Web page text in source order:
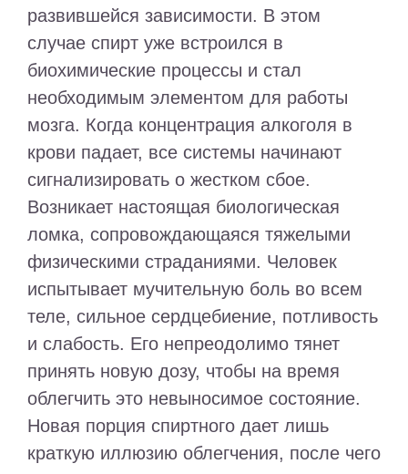
развившейся зависимости. В этом
случае спирт уже встроился в
биохимические процессы и стал
необходимым элементом для работы
мозга. Когда концентрация алкоголя в
крови падает, все системы начинают
сигнализировать о жестком сбое.
Возникает настоящая биологическая
ломка, сопровождающаяся тяжелыми
физическими страданиями. Человек
испытывает мучительную боль во всем
теле, сильное сердцебиение, потливость
и слабость. Его непреодолимо тянет
принять новую дозу, чтобы на время
облегчить это невыносимое состояние.
Новая порция спиртного дает лишь
краткую иллюзию облегчения, после чего